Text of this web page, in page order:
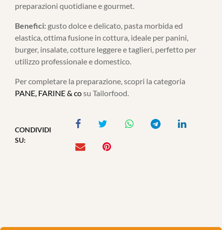
preparazioni quotidiane e gourmet.
Benefici: gusto dolce e delicato, pasta morbida ed
elastica, ottima fusione in cottura, ideale per panini,
burger, insalate, cotture leggere e taglieri, perfetto per
utilizzo professionale e domestico.
Per completare la preparazione, scopri la categoria
PANE, FARINE & cosu Tailorfood.
CONDIVIDI
SU: